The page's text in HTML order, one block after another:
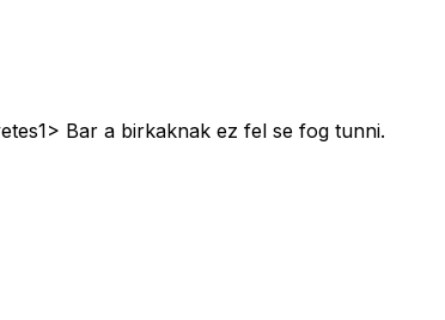
Bar a birkaknak ez fel se fog tunni.